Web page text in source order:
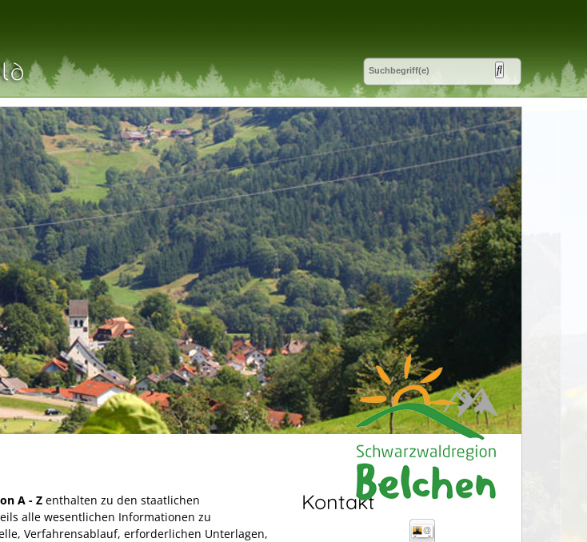
A - Z enthalten zu den staatlichen
alle wesentlichen Informationen zu
Verfahrensablauf, erforderlichen Unterlagen,
Kontakt